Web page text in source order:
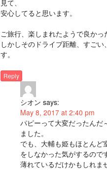
見て、
安心してると思います。
ご旅行、楽しまれたようで良かっ
しかしそのドライブ距離、すごい
す。
Reply
シオン says:
May 8, 2017 at 2:40 pm
パピーって大変だったんだ
ました。
でも、大輔も姫もほとんど
をしなかった気がするので
薄れているだけかもしれま